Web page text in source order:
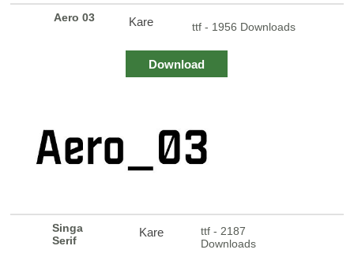
Aero 03 Kare ttf - 1956 Downloads
Download
Singa
Serif
Kare
ttf - 2187
Downloads